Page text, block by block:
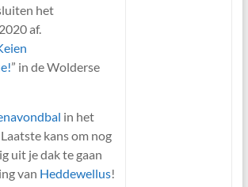
het
af.
” in de Wolderse
in het
kans om nog
uit je dak te gaan
van Heddewellus!